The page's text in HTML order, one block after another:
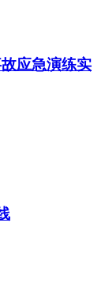
应急演练实